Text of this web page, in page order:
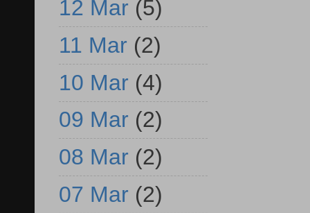
12 Mar (5)
11 Mar (2)
10 Mar (4)
09 Mar (2)
08 Mar (2)
07 Mar (2)